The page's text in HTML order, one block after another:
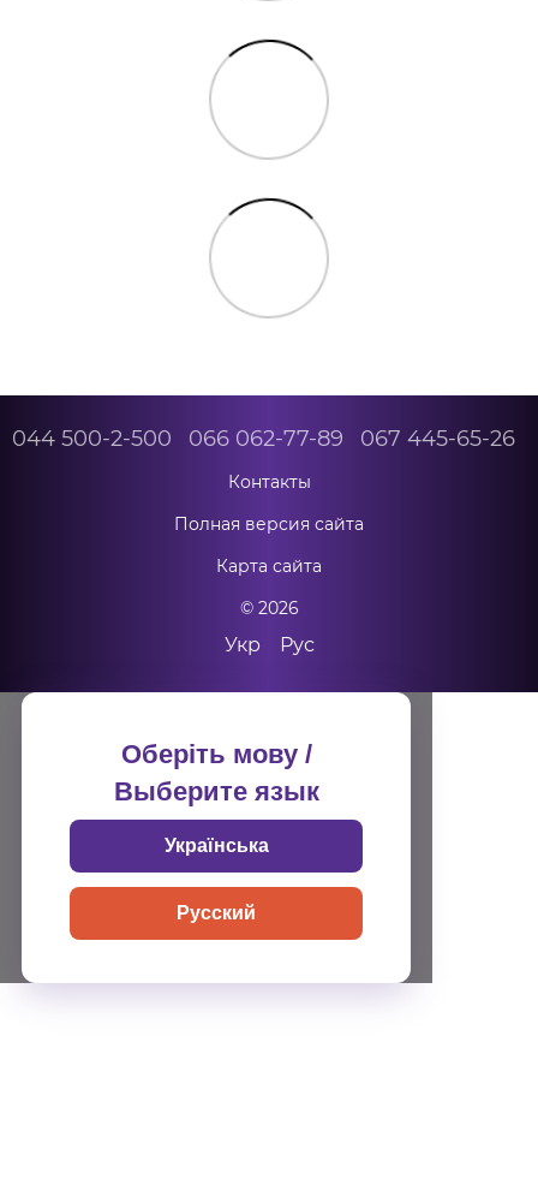
044 500-2-500 066 062-77-89 067 445-65-26
Контакты
Полная версия сайта
Карта сайта
© 2026
Укр Рус
Оберіть мову /
Выберите язык
Українська
Русский